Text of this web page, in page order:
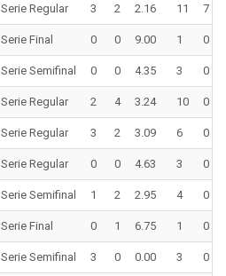
Serie Regular 3 2 2.16 11 7
Serie Final 0 0 9.00 1 0
Serie Semifinal 0 0 4.35 3 0
Serie Regular 2 4 3.24 10 0
Serie Regular 3 2 3.09 6 0
Serie Regular 0 0 4.63 3 0
Serie Semifinal 1 2 2.95 4 0
Serie Final 0 1 6.75 1 0
Serie Semifinal 3 0 0.00 3 0